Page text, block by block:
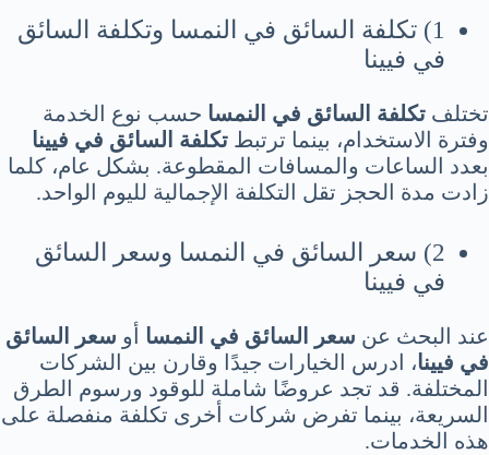
1) تكلفة السائق في النمسا وتكلفة السائق
في فيينا
تختلف تكلفة السائق في النمسا حسب نوع الخدمة
وفترة الاستخدام، بينما ترتبط تكلفة السائق في فيينا
بعدد الساعات والمسافات المقطوعة. بشكل عام، كلما
زادت مدة الحجز تقل التكلفة الإجمالية لليوم الواحد.
2) سعر السائق في النمسا وسعر السائق
في فيينا
عند البحث عن سعر السائق في النمسا أو سعر السائق
في فيينا، ادرس الخيارات جيدًا وقارن بين الشركات
المختلفة. قد تجد عروضًا شاملة للوقود ورسوم الطرق
السريعة، بينما تفرض شركات أخرى تكلفة منفصلة على
هذه الخدمات.